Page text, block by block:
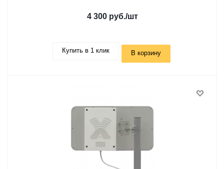
4 300 руб./шт
Купить в 1 клик В корзину